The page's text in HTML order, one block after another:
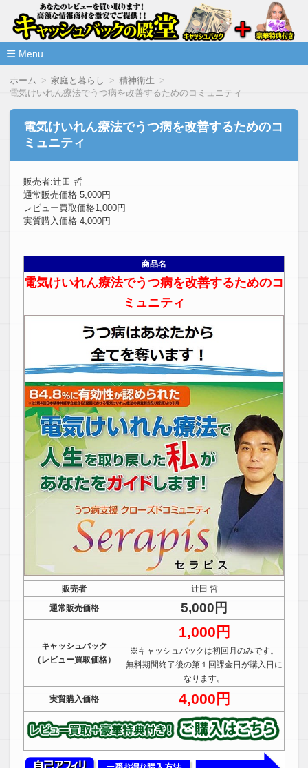
情報商材激安サイト・キャッシ
ュバックの殿堂
高額な情報商材をレビューを買い取ることで激安で購入できま
Menu
ホーム 家庭と暮らし
精神衛生
電気けいれん療法でうつ病を改善するためのコミュニティ
電気けいれん療法でうつ病を改善するためのコ
ミュニティ
販売者:辻田 哲
通常販売価格 5,000円
レビュー買取価格1,000円
実質購入価格 4,000円
商品名
電気けいれん療法でうつ病を改善するためのコ
ミュニティ
販売者
辻田 哲
通常販売価格
5,000円
キャッシュバック
（レビュー買取価格）
1,000円
※キャッシュバックは初回月のみです。
無料期間終了後の第１回課金日が購入日に
なります。
実質購入価格 4,000円